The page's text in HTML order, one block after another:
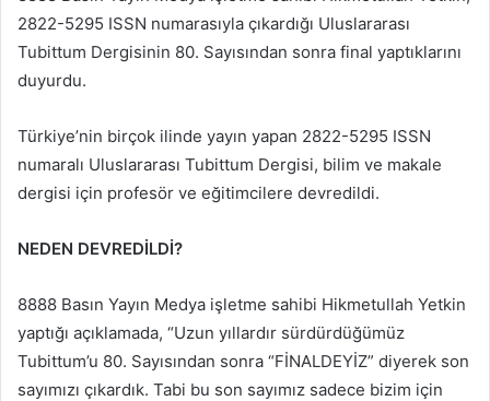
2822-5295 ISSN numarasıyla çıkardığı Uluslararası
Tubittum Dergisinin 80. Sayısından sonra final yaptıklarını
duyurdu.
Türkiye’nin birçok ilinde yayın yapan 2822-5295 ISSN
numaralı Uluslararası Tubittum Dergisi, bilim ve makale
dergisi için profesör ve eğitimcilere devredildi.
NEDEN DEVREDİLDİ?
8888 Basın Yayın Medya işletme sahibi Hikmetullah Yetkin
yaptığı açıklamada, “Uzun yıllardır sürdürdüğümüz
Tubittum’u 80. Sayısından sonra “FİNALDEYİZ” diyerek son
sayımızı çıkardık. Tabi bu son sayımız sadece bizim için